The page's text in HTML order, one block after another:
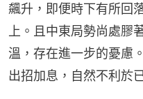
飆升，即便時下有所回
上。且中東局勢尚處膠
溫，存在進一步的憂慮
出招加息，自然不利於